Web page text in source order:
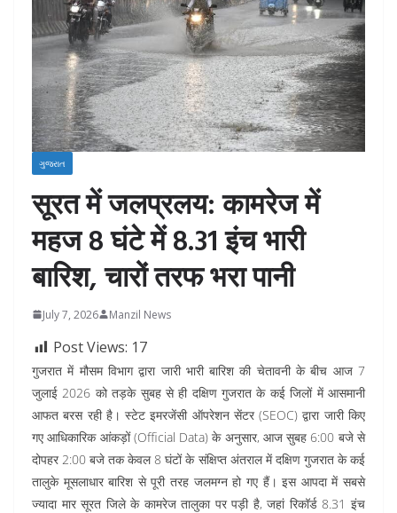
ગુજરાત
सूरत में जलप्रलय: कामरेज में
महज 8 घंटे में 8.31 इंच भारी
बारिश, चारों तरफ भरा पानी
July 7, 2026 Manzil News
Post Views: 17
गुजरात में मौसम विभाग द्वारा जारी भारी बारिश की चेतावनी के बीच आज 7
जुलाई 2026 को तड़के सुबह से ही दक्षिण गुजरात के कई जिलों में आसमानी
आफत बरस रही है। स्टेट इमरजेंसी ऑपरेशन सेंटर (SEOC) द्वारा जारी किए
गए आधिकारिक आंकड़ों (Official Data) के अनुसार, आज सुबह 6:00 बजे से
दोपहर 2:00 बजे तक केवल 8 घंटों के संक्षिप्त अंतराल में दक्षिण गुजरात के कई
तालुके मूसलाधार बारिश से पूरी तरह जलमग्न हो गए हैं। इस आपदा में सबसे
ज्यादा मार सूरत जिले के कामरेज तालुका पर पड़ी है, जहां रिकॉर्ड 8.31 इंच